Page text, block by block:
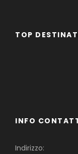
TOP
INFO
Indirizzo: